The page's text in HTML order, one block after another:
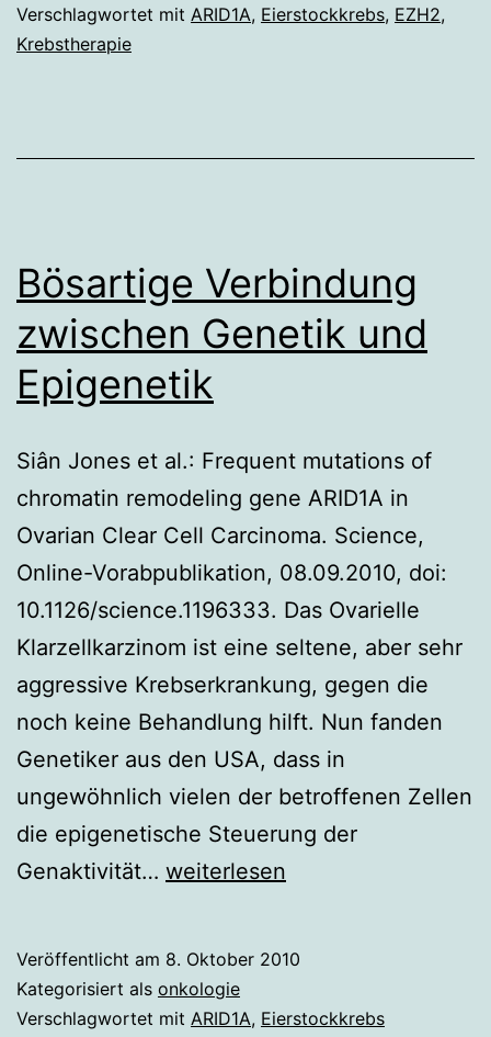
Angriffsziel
Verschlagwortet mit ARID1A, Eierstockkrebs, EZH2,
Krebstherapie
Bösartige Verbindung
zwischen Genetik und
Epigenetik
Siân Jones et al.: Frequent mutations of
chromatin remodeling gene ARID1A in
Ovarian Clear Cell Carcinoma. Science,
Online-Vorabpublikation, 08.09.2010, doi:
10.1126/science.1196333. Das Ovarielle
Klarzellkarzinom ist eine seltene, aber sehr
aggressive Krebserkrankung, gegen die
noch keine Behandlung hilft. Nun fanden
Genetiker aus den USA, dass in
ungewöhnlich vielen der betroffenen Zellen
die epigenetische Steuerung der
Genaktivität… Bösartige
Genetik
und
weiterlesen
Veröffentlicht am 8. Oktober 2010
Kategorisiert als onkologie
Verschlagwortet mit ARID1A, Eierstockkrebs